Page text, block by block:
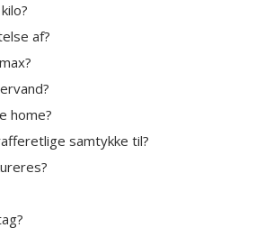
af?
home?
samtykke til?